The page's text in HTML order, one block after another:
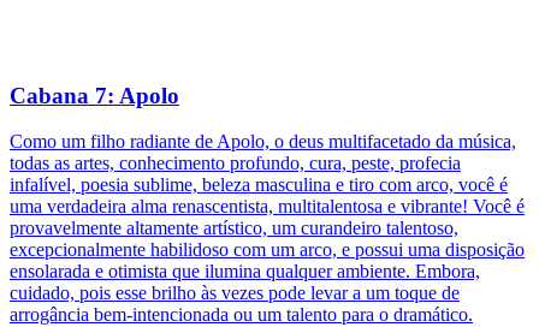
Cabana 7: Apolo
Como um filho radiante de Apolo, o deus multifacetado da música,
todas as artes, conhecimento profundo, cura, peste, profecia
infalível, poesia sublime, beleza masculina e tiro com arco, você é
uma verdadeira alma renascentista, multitalentosa e vibrante! Você é
provavelmente altamente artístico, um curandeiro talentoso,
excepcionalmente habilidoso com um arco, e possui uma disposição
ensolarada e otimista que ilumina qualquer ambiente. Embora,
cuidado, pois esse brilho às vezes pode levar a um toque de
arrogância bem-intencionada ou um talento para o dramático.